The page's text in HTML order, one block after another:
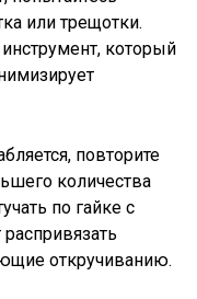
или трещотки.
который
повторите
количества
по гайке с
откручиванию.